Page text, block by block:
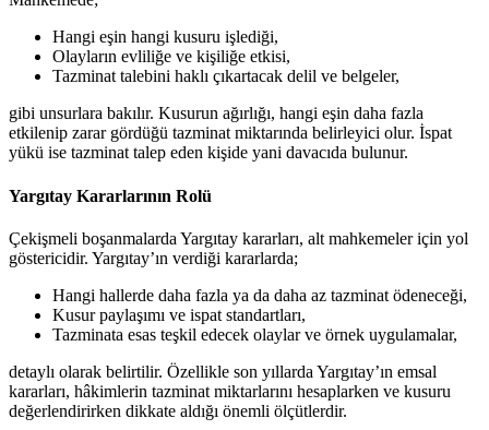
Hangi eşin hangi kusuru işlediği,
Olayların evliliğe ve kişiliğe etkisi,
Tazminat talebini haklı çıkartacak delil ve belgeler,
gibi unsurlara bakılır. Kusurun ağırlığı, hangi eşin daha fazla
etkilenip zarar gördüğü tazminat miktarında belirleyici olur. İspat
yükü ise tazminat talep eden kişide yani davacıda bulunur.
Yargıtay Kararlarının Rolü
Çekişmeli boşanmalarda Yargıtay kararları, alt mahkemeler için yol
göstericidir. Yargıtay’ın verdiği kararlarda;
Hangi hallerde daha fazla ya da daha az tazminat ödeneceği,
Kusur paylaşımı ve ispat standartları,
Tazminata esas teşkil edecek olaylar ve örnek uygulamalar,
detaylı olarak belirtilir. Özellikle son yıllarda Yargıtay’ın emsal
kararları, hâkimlerin tazminat miktarlarını hesaplarken ve kusuru
değerlendirirken dikkate aldığı önemli ölçütlerdir.